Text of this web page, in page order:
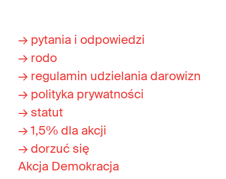
→ pytania i odpowiedzi
→ rodo
→ regulamin udzielania darowizn
→ polityka prywatności
→ statut
→ 1,5% dla akcji
→ dorzuć się
Akcja Demokracja